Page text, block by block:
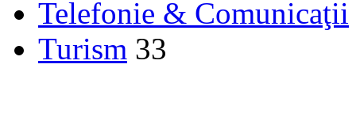
Telefonie & Comunicaţii
Turism 33